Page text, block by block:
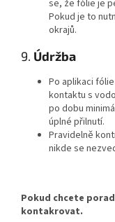
se, že fólie je
Pokud je to
okrajů.
9. Údržba
Po aplikaci
kontaktu s
po dobu
úplné přilnutí.
Pravidelně
nikde se
Pokud chcete
kontakrovat.